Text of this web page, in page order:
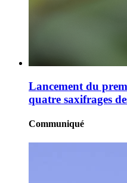
Lancement du
quatre saxifrages
Communiqué